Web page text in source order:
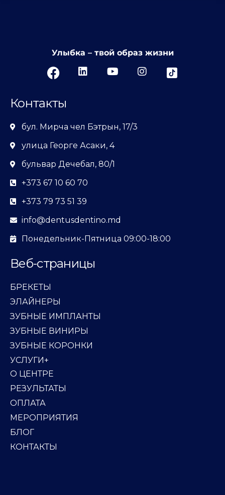
Улыбка – твой образ жизни
Контакты
бул. Мирча чел Бэтрын, 17/3
улица Георге Асаки, 4
бульвар Дечебал, 80/1
+373 67 10 60 70
+373 79 73 51 39
info@dentusdentino.md
Понедельник-Пятница 09:00-18:00
Веб-страницы
БРЕКЕТЫ
ЭЛАЙНЕРЫ
ЗУБНЫЕ ИМПЛАНТЫ
ЗУБНЫЕ ВИНИРЫ
ЗУБНЫЕ КОРОНКИ
УСЛУГИ+
О ЦЕНТРЕ
РЕЗУЛЬТАТЫ
ОПЛАТА
МЕРОПРИЯТИЯ
БЛОГ
КОНТАКТЫ